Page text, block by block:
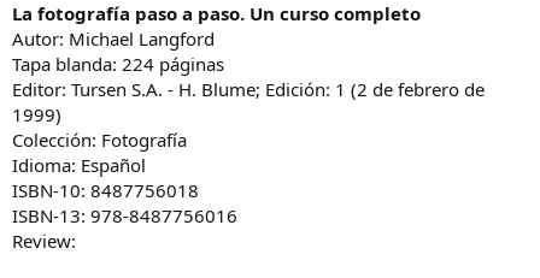
La fotografía paso a paso. Un curso completo
Autor: Michael Langford
Tapa blanda: 224 páginas
Editor: Tursen S.A. - H. Blume; Edición: 1 (2 de febrero de
1999)
Colección: Fotografía
Idioma: Español
ISBN-10: 8487756018
ISBN-13: 978-8487756016
Review: